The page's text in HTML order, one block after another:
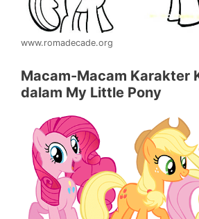
www.romadecade.org
Macam-Macam Karakter
dalam My Little Pony